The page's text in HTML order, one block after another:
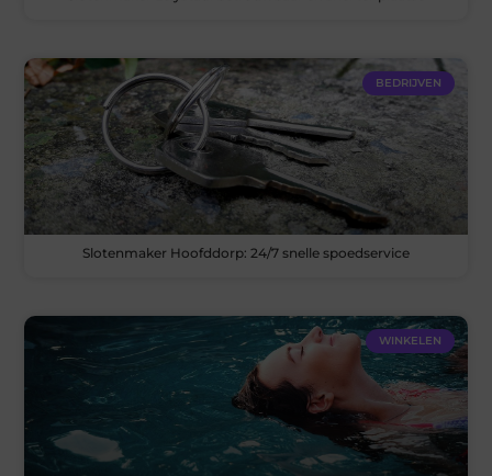
BEDRIJVEN
Slotenmaker Hoofddorp: 24/7 snelle spoedservice
WINKELEN